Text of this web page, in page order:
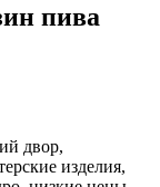
пива
двор,
изделия,